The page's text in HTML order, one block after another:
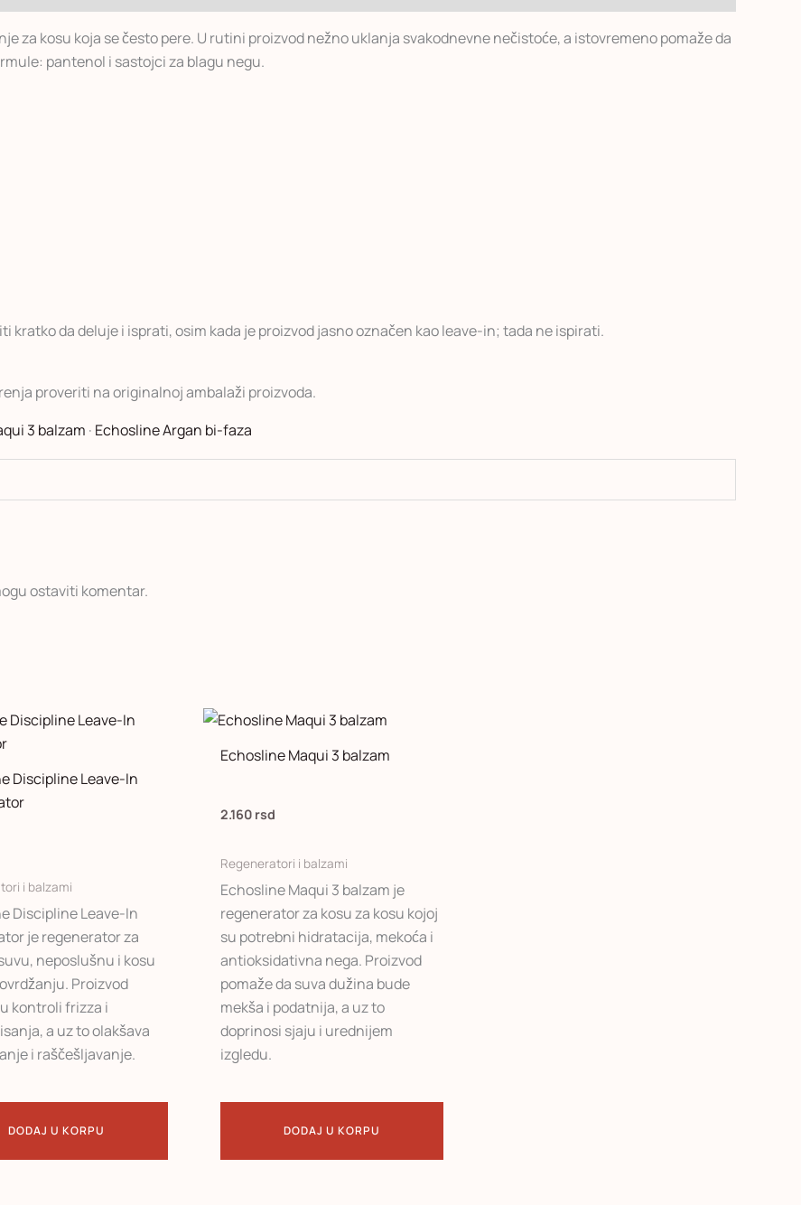
za kosu koja se često pere. U rutini proizvod nežno uklanja svakodnevne nečistoće, a istovremeno pomaže da
pantenol i sastojci za blagu negu.
kratko da deluje i isprati, osim kada je proizvod jasno označen kao leave-in; tada ne ispirati.
proveriti na originalnoj ambalaži proizvoda.
3 balzam · Echosline Argan bi-faza
ostaviti komentar.
Discipline Leave-In
i balzami
Discipline Leave-In
je regenerator za
neposlušnu i kosu
Proizvod
kontroli frizza i
a uz to olakšava
i raščešljavanje.
DODAJ U KORPU
Echosline Maqui 3 balzam
2.160 rsd
Regeneratori i balzami
Echosline Maqui 3 balzam je
regenerator za kosu za kosu kojoj
su potrebni hidratacija, mekoća i
antioksidativna nega. Proizvod
pomaže da suva dužina bude
mekša i podatnija, a uz to
doprinosi sjaju i urednijem
izgledu.
DODAJ U KORPU